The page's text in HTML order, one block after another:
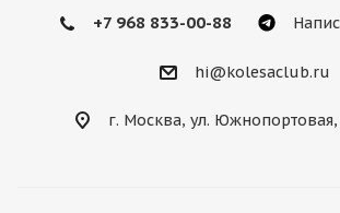
+7 968 833-00-88
hi@kolesaclub.ru
г. Москва, ул. Южнопортовая,